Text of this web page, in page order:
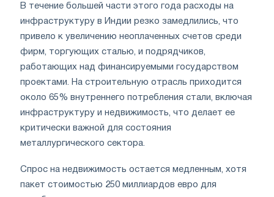
В течение большей части этого года расходы на
инфраструктуру в Индии резко замедлились, что
привело к увеличению неоплаченных счетов среди
фирм, торгующих сталью, и подрядчиков,
работающих над финансируемыми государством
проектами. На строительную отрасль приходится
около 65% внутреннего потребления стали, включая
инфраструктуру и недвижимость, что делает ее
критически важной для состояния
металлургического сектора.
Спрос на недвижимость остается медленным, хотя
пакет стоимостью 250 миллиардов евро для